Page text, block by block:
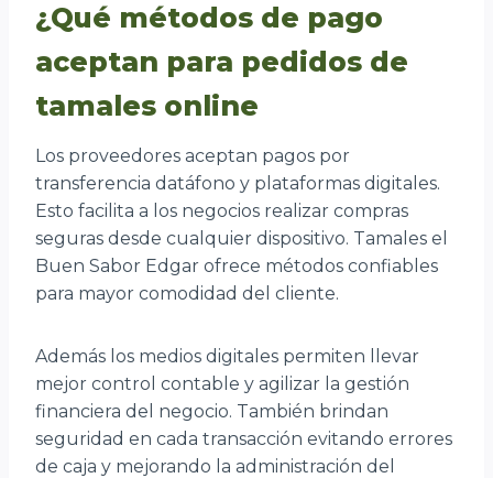
¿Qué métodos de pago
aceptan para pedidos de
tamales online
Los proveedores aceptan pagos por
transferencia datáfono y plataformas digitales.
Esto facilita a los negocios realizar compras
seguras desde cualquier dispositivo. Tamales el
Buen Sabor Edgar ofrece métodos confiables
para mayor comodidad del cliente.
Además los medios digitales permiten llevar
mejor control contable y agilizar la gestión
financiera del negocio. También brindan
seguridad en cada transacción evitando errores
de caja y mejorando la administración del